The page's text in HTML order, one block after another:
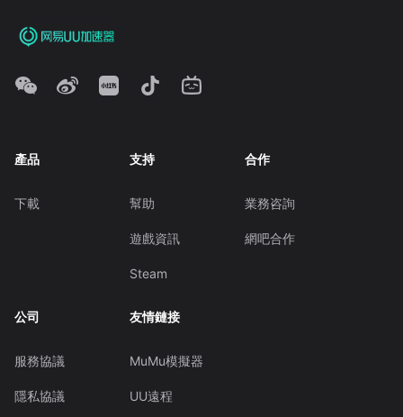
產品
下載
支持
幫助
遊戲資訊
Steam
合作
業務咨詢
網吧合作
公司
服務協議
隱私協議
友情鏈接
MuMu模擬器
UU遠程